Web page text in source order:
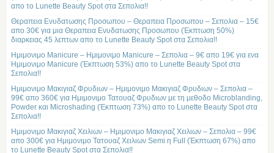
απο το Lunette Beauty Spot στα Σεπολια!!
Θεραπεια Ενυδατωσης Προσωπου – Θεραπεια Προσωπου – Σεπολια – 15€
απο 30€ για μια Θεραπεια Ενυδατωσης Προσωπου (Έκπτωση 50%)
διαρκειας 45 λεπτων απο το Lunette Beauty Spot στα Σεπολια!!
Ημιμονιμο Manicure – Ημιμονιμο Manicure – Σεπολια – 9€ απο 19€ για ενα
Ημιμονιμο Manicure (Έκπτωση 53%) απο το Lunette Beauty Spot στα
Σεπολια!!
Ημιμονιμο Μακιγιαζ Φρυδιων – Ημιμονιμο Μακιγιαζ Φρυδιων – Σεπολια –
99€ απο 360€ για Ημιμονιμο Τατουαζ Φρυδιων με τη μεθοδο Microblanding,
Powder και Microshading (Έκπτωση 73%) απο το Lunette Beauty Spot στα
Σεπολια!!
Ημιμονιμο Μακιγιαζ Χειλιων – Ημιμονιμο Μακιγιαζ Χειλιων – Σεπολια – 99€
απο 300€ για Ημιμονιμο Τατουαζ Χειλιων Semi η Full (Έκπτωση 67%) απο
το Lunette Beauty Spot στα Σεπολια!!